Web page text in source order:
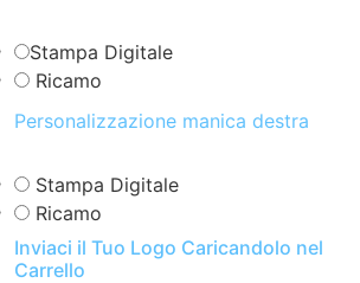
Stampa Digitale
Ricamo
Personalizzazione manica destra
Stampa Digitale
Ricamo
Inviaci il Tuo Logo Caricandolo nel
Carrello